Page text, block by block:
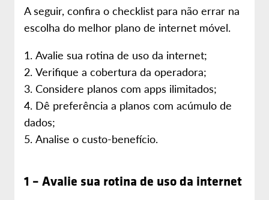
A seguir, confira o checklist para não errar na
escolha do melhor plano de internet móvel.
Avalie sua rotina de uso da internet;
Verifique a cobertura da operadora;
Considere planos com apps ilimitados;
Dê preferência a planos com acúmulo de
dados;
Analise o custo-benefício.
1 – Avalie sua rotina de uso da internet